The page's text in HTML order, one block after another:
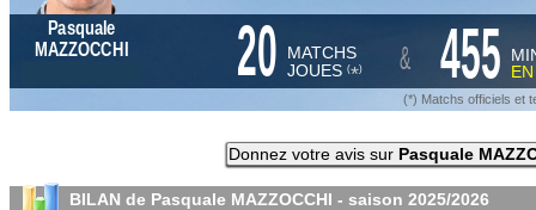
Pasquale
MAZZOCCHI
20 MATCHS
JOUES (*) & 455
(*) Matchs officiels et
Donnez votre avis sur Pasquale
BILAN de Pasquale MAZZOCCHI - saison 2025/2026